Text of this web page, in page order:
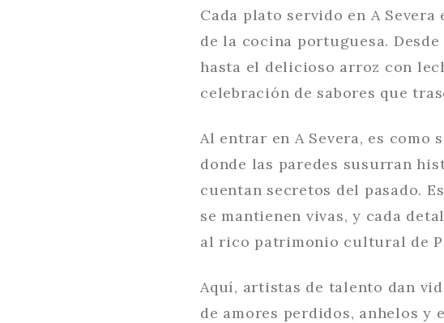
Cada plato servido en A
de la cocina portuguesa.
hasta el delicioso arroz con
celebración de sabores que
Al entrar en A Severa, es como
donde las paredes susurran
cuentan secretos del pasado.
se mantienen vivas, y cada
al rico patrimonio cultural de
Aquí, artistas de talento dan
de amores perdidos, anhelos y